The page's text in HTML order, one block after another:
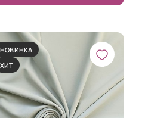
НОВИНКА
ХИТ